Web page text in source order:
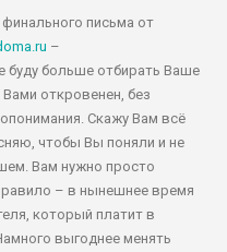
письма от
–
буду больше отбирать Ваше
откровенен, без
Скажу Вам всё
чтобы Вы поняли и не
Вам нужно просто
– в нынешнее время
который платит в
выгоднее менять